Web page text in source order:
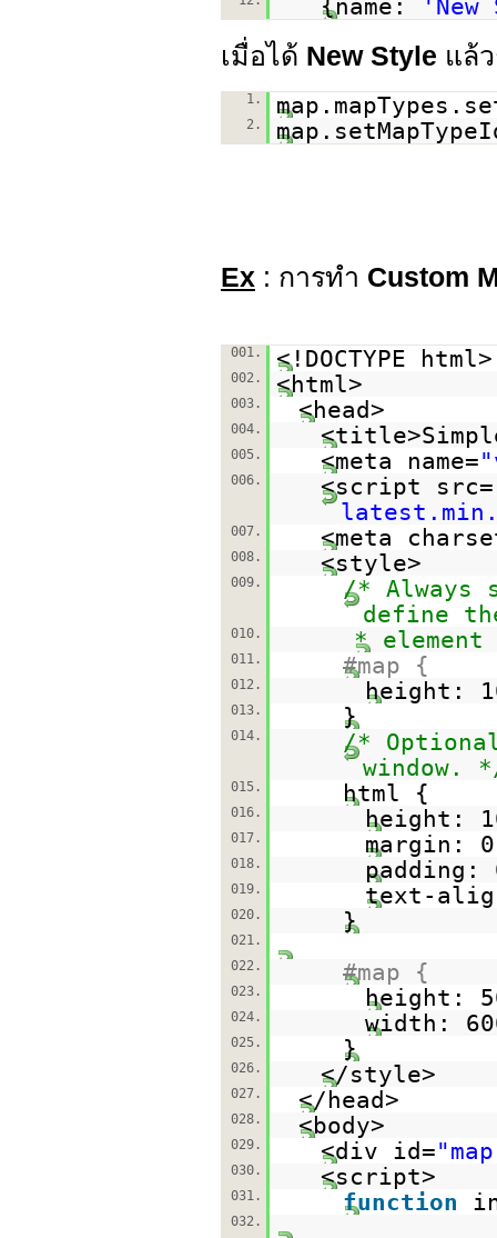
{name:
เมื่อได้ New Style แล้
1.
2.
Ex : การทำ Custom
001. <!DOCTYPE html>
002. <html>
003. <head>
004.
005. <meta name=
006. <script src=
007. <meta
008. <style>
009.
/* Always
define
010. *
011. #map {
012. height:
013. }
014.
/*
window.
015. html {
016. height:
017. margin:
018. padding:
019. text-
020. }
021.
022.
#map {
023. height:
024. width:
025. }
026. </style>
027. </head>
028. <body>
029. <div id=
030. <script>
031. function
032.